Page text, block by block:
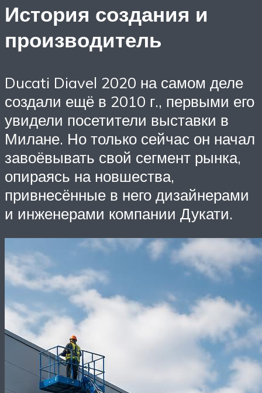
История создания и
производитель
Ducati Diavel 2020 на самом деле
создали ещё в 2010 г., первыми его
увидели посетители выставки в
Милане. Но только сейчас он начал
завоёвывать свой сегмент рынка,
опираясь на новшества,
привнесённые в него дизайнерами
и инженерами компании Дукати.